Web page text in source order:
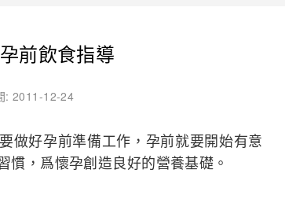
女性疾病
學前期 母嬰用品
老人用品
老人護理
亞健康
內科
前飲食指導
: 2011-12-24
做好孕前準備工作，孕前就要開始有意
慣，爲懷孕創造良好的營養基礎。